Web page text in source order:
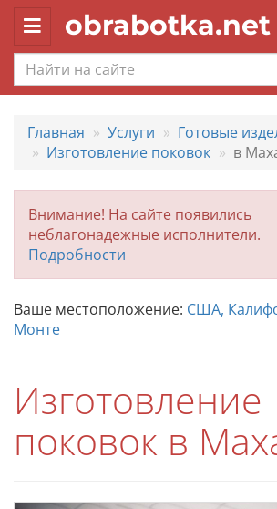
Toggle
navigation
obrabotka.net
Главная Услуги
Готовые
Изготовление поковок
в
Внимание! На сайте появились
неблагонадежные исполнители.
Подробности
Ваше местоположение: США,
Монте
Изготовление
поковок в